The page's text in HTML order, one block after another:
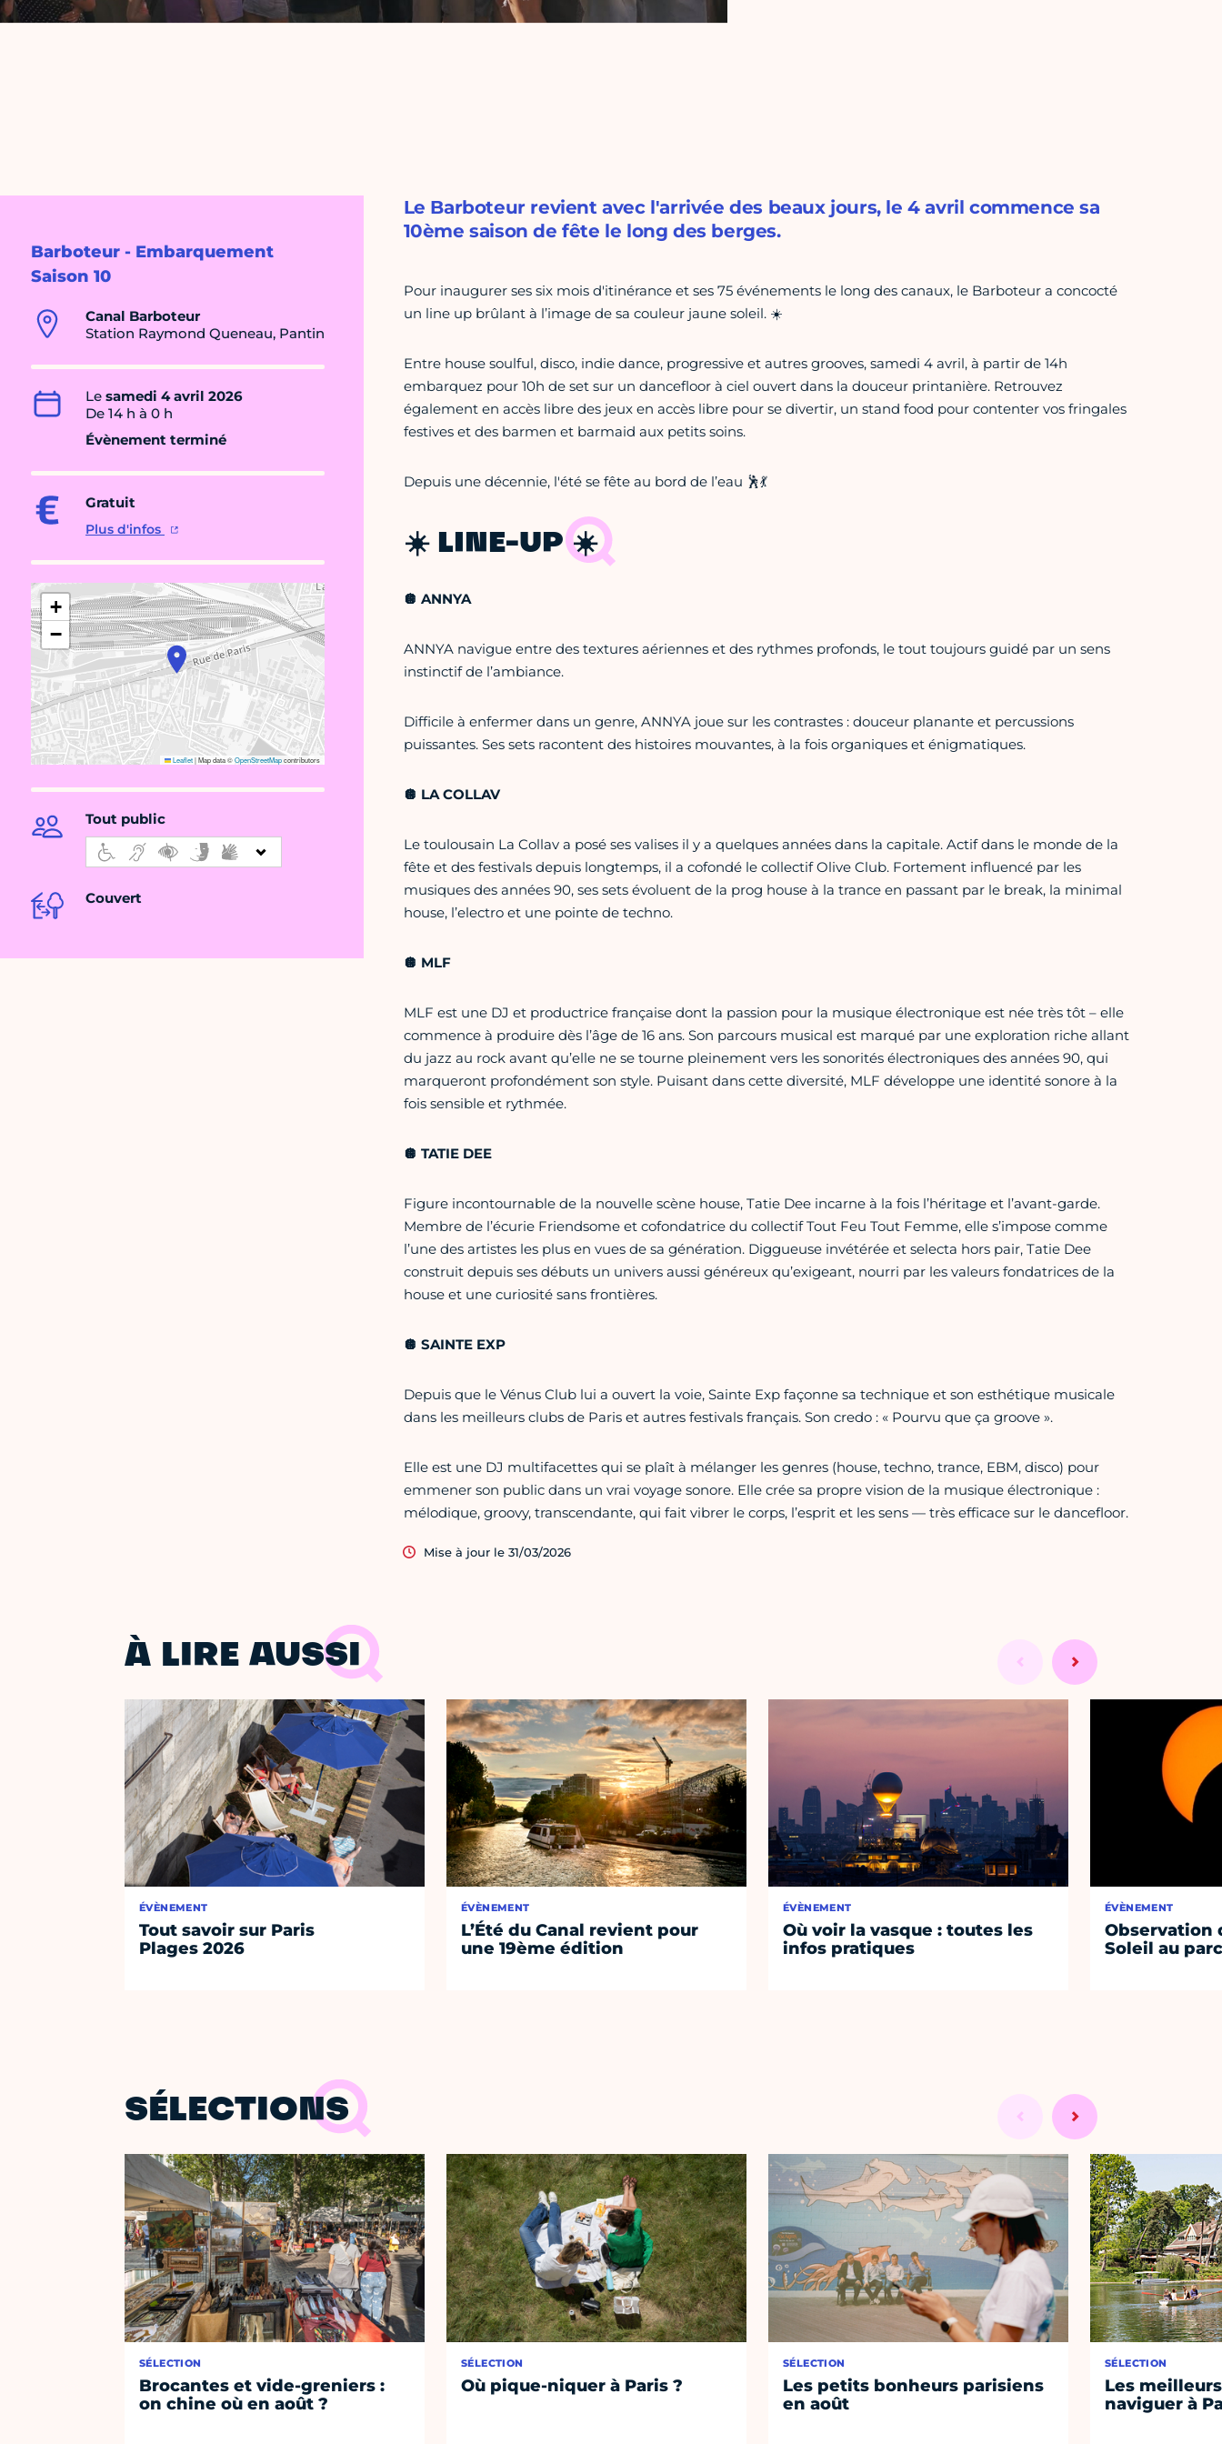
Barboteur - Embarquement
Saison 10
Canal Barboteur
Station Raymond Queneau, Pantin
Le samedi 4 avril 2026
De 14 h à 0 h
Évènement terminé
Gratuit
Plus d'infos
+
−
Leaflet|Map data ©OpenStreetMapcontributors
Tout public
Couvert
Le Barboteur revient avec l'arrivée des beaux jours, le 4 avril commence sa
10ème saison de fête le long des berges.
Pour inaugurer ses six mois d'itinérance et ses 75 événements le long des canaux, le Barboteur a concocté
un line up brûlant à l’image de sa couleur jaune soleil. ☀️
Entre house soulful, disco, indie dance, progressive et autres grooves, samedi 4 avril, à partir de 14h
embarquez pour 10h de set sur un dancefloor à ciel ouvert dans la douceur printanière. Retrouvez
également en accès libre des jeux en accès libre pour se divertir, un stand food pour contenter vos fringales
festives et des barmen et barmaid aux petits soins.
Depuis une décennie, l'été se fête au bord de l’eau 🕺💃
☀️ LINE-UP ☀️
🪩 ANNYA
ANNYA navigue entre des textures aériennes et des rythmes profonds, le tout toujours guidé par un sens
instinctif de l’ambiance.
Difficile à enfermer dans un genre, ANNYA joue sur les contrastes : douceur planante et percussions
puissantes. Ses sets racontent des histoires mouvantes, à la fois organiques et énigmatiques.
🪩 LA COLLAV
Le toulousain La Collav a posé ses valises il y a quelques années dans la capitale. Actif dans le monde de la
fête et des festivals depuis longtemps, il a cofondé le collectif Olive Club. Fortement influencé par les
musiques des années 90, ses sets évoluent de la prog house à la trance en passant par le break, la minimal
house, l’electro et une pointe de techno.
🪩 MLF
MLF est une DJ et productrice française dont la passion pour la musique électronique est née très tôt – elle
commence à produire dès l’âge de 16 ans. Son parcours musical est marqué par une exploration riche allant
du jazz au rock avant qu’elle ne se tourne pleinement vers les sonorités électroniques des années 90, qui
marqueront profondément son style. Puisant dans cette diversité, MLF développe une identité sonore à la
fois sensible et rythmée.
🪩 TATIE DEE
Figure incontournable de la nouvelle scène house, Tatie Dee incarne à la fois l’héritage et l’avant-garde.
Membre de l’écurie Friendsome et cofondatrice du collectif Tout Feu Tout Femme, elle s’impose comme
l’une des artistes les plus en vues de sa génération. Diggueuse invétérée et selecta hors pair, Tatie Dee
construit depuis ses débuts un univers aussi généreux qu’exigeant, nourri par les valeurs fondatrices de la
house et une curiosité sans frontières.
🪩 SAINTE EXP
Depuis que le Vénus Club lui a ouvert la voie, Sainte Exp façonne sa technique et son esthétique musicale
dans les meilleurs clubs de Paris et autres festivals français. Son credo : « Pourvu que ça groove ».
Elle est une DJ multifacettes qui se plaît à mélanger les genres (house, techno, trance, EBM, disco) pour
emmener son public dans un vrai voyage sonore. Elle crée sa propre vision de la musique électronique :
mélodique, groovy, transcendante, qui fait vibrer le corps, l’esprit et les sens — très efficace sur le dancefloor.
Mise à jour le 31/03/2026
À LIRE AUSSI
ÉVÈNEMENT
Tout savoir sur Paris
Plages 2026
ÉVÈNEMENT
L’Été du Canal revient pour
une 19ème édition
ÉVÈNEMENT
Où voir la vasque : toutes les
infos pratiques
ÉVÈNEMENT
Observation
Soleil au
SÉLECTIONS
SÉLECTION
Brocantes et vide-greniers :
on chine où en août ?
SÉLECTION
Où pique-niquer à Paris ?
SÉLECTION
Les petits bonheurs parisiens
en août
SÉLECTION
Les
naviguer à